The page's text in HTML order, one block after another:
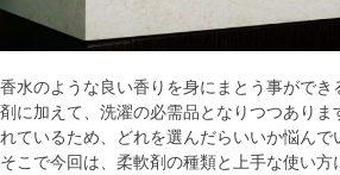
香水のような良い香りを身にまとう事がで
剤に加えて、洗濯の必需品となりつつありま
れているため、どれを選んだらいいか悩んで
そこで今回は、柔軟剤の種類と上手な使い方